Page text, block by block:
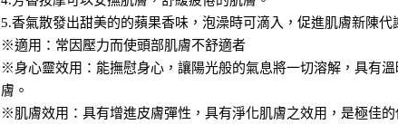
5.香氣散發出甜美的的蘋果香味，泡澡時可滴入，促進肌膚新陳代
※適用：常因壓力而使頭部肌膚不舒適者
※身心靈效用：能撫慰身心，讓陽光般的氣息將一切溶解，具有
膚。
※肌膚效用：具有增進皮膚彈性，具有淨化肌膚之效用，是極佳的